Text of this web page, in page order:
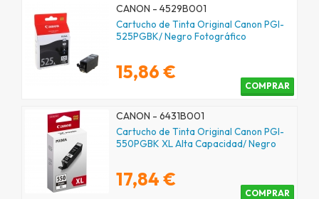
CANON - 4529B001
Cartucho de Tinta Original Canon PGI-
525PGBK/ Negro Fotográfico
15,86 €
COMPRAR
CANON - 6431B001
Cartucho de Tinta Original Canon PGI-
550PGBK XL Alta Capacidad/ Negro
17,84 €
COMPRAR